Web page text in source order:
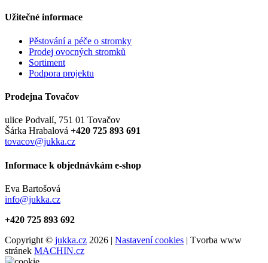
Užitečné informace
Pěstování a péče o stromky
Prodej ovocných stromků
Sortiment
Podpora projektu
Prodejna Tovačov
ulice Podvalí, 751 01 Tovačov
Šárka Hrabalová +420 725 893 691
tovacov@jukka.cz
Informace k objednávkám e-shop
Eva Bartošová
info@jukka.cz
+420 725 893 692
Copyright © jukka.cz 2026 | Nastavení cookies | Tvorba www
stránek MACHIN.cz